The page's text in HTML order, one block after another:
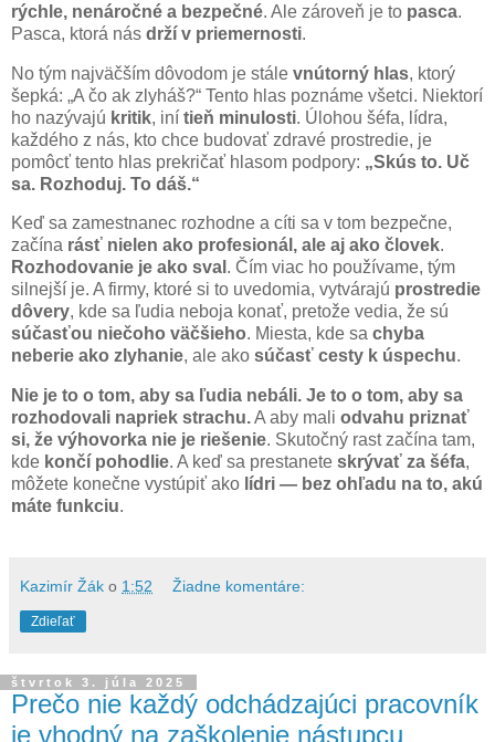
rýchle, nenáročné a bezpečné. Ale zároveň je to pasca.
Pasca, ktorá nás drží v priemernosti.
No tým najväčším dôvodom je stále vnútorný hlas, ktorý
šepká: „A čo ak zlyháš?“ Tento hlas poznáme všetci. Niektorí
ho nazývajú kritik, iní tieň minulosti. Úlohou šéfa, lídra,
každého z nás, kto chce budovať zdravé prostredie, je
pomôcť tento hlas prekričať hlasom podpory: „Skús to. Uč
sa. Rozhoduj. To dáš.“
Keď sa zamestnanec rozhodne a cíti sa v tom bezpečne,
začína rásť nielen ako profesionál, ale aj ako človek.
Rozhodovanie je ako sval . Čím viac ho používame, tým
silnejší je. A firmy, ktoré si to uvedomia, vytvárajú prostredie
dôvery, kde sa ľudia neboja konať, pretože vedia, že sú
súčasťou niečoho väčšieho. Miesta, kde sa chyba
neberie ako zlyhanie, ale ako súčasť cesty k úspechu.
Nie je to o tom, aby sa ľudia nebáli. Je to o tom, aby sa
rozhodovali napriek strachu.A aby mali odvahu priznať
si, že výhovorka nie je riešenie. Skutočný rast začína tam,
kde končí pohodlie. A keď sa prestanete skrývať za šéfa,
môžete konečne vystúpiť ako lídri — bez ohľadu na to, akú
máte funkciu.
Kazimír Žák o 1:52 Žiadne komentáre:
Zdieľať
štvrtok 3. júla 2025
Prečo nie každý odchádzajúci pracovník
je vhodný na zaškolenie nástupcu